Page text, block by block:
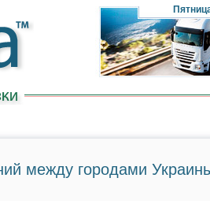
между городами